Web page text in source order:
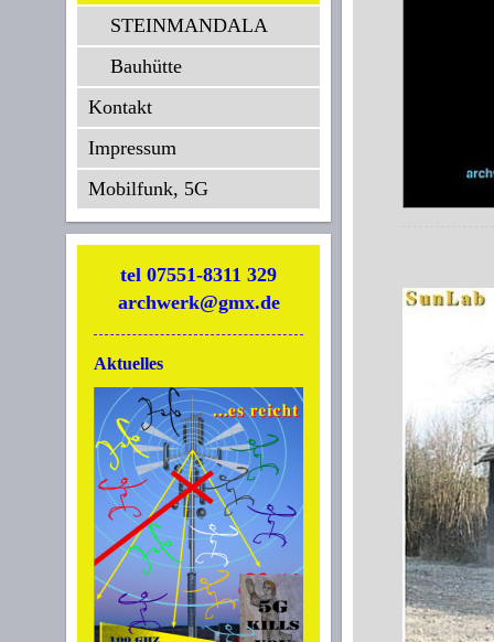
STEINMANDALA
Bauhütte
Kontakt
Impressum
Mobilfunk, 5G
tel 07551-8311 329
archwerk@gmx.de
Aktuelles